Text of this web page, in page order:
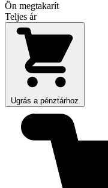
Ön megtakarít
Teljes ár
Ugrás a pénztárhoz